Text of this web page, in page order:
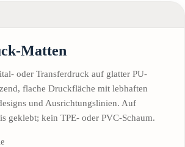
Matten
oder Transferdruck auf glatter PU-
flache Druckfläche mit lebhaften
und Ausrichtungslinien. Auf
geklebt; kein TPE- oder PVC-Schaum.